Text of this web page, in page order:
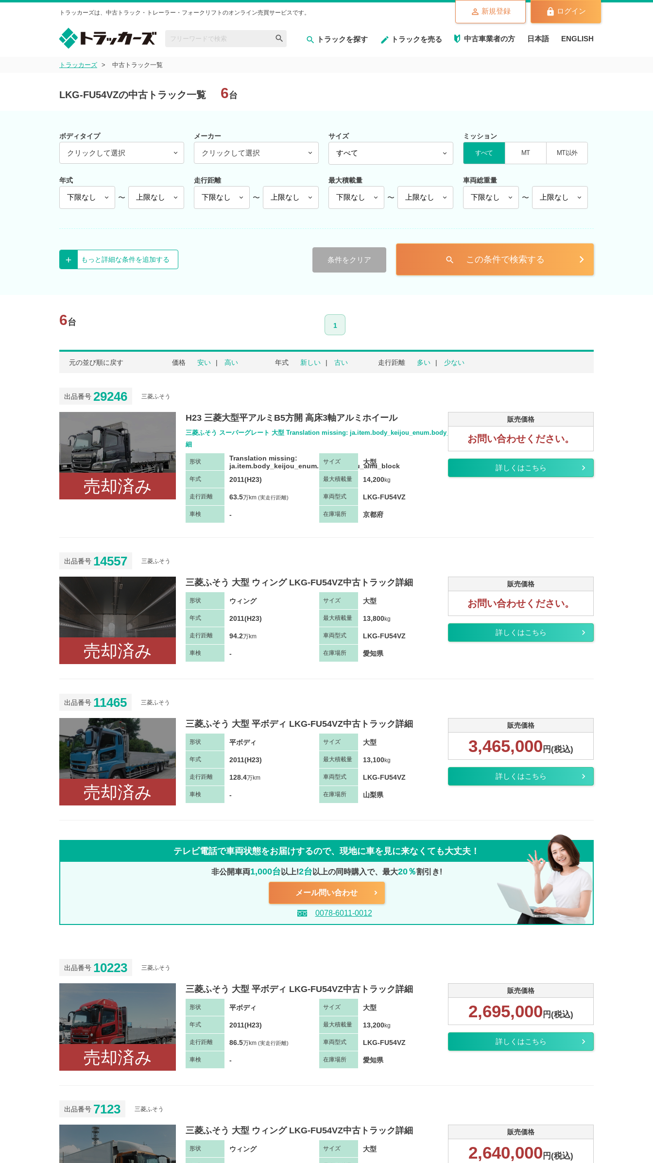
トラッカーズは、中古トラック・トレーラー・フォークリフトのオンライン売買サービスです。
トラックを探す トラックを売る 中古車業者の方 日本語 ENGLISH
新規登録 ログイン
トラッカーズ 中古トラック一覧
LKG-FU54VZの中古トラック一覧 6台
ボディタイプ
クリックして選択
メーカー
クリックして選択
サイズ ミッション
すべて MT MT以外
年式
〜
走行距離
〜
最大積載量
〜
車両総重量
〜
もっと詳細な条件を追加する 条件をクリア search この条件で検索する
6台 1
元の並び順に戻す 価格 安い 高い 年式 新しい 古い 走行距離 多い 少ない
出品番号 29246 三菱ふそう
売却済み
H23 三菱大型平アルミB5方開 高床3軸アルミホイール
三菱ふそう スーパーグレート 大型 Translation missing: ja.item.body_keijou_enum.body_keijou_almi_block LKG-FU54VZ中古トラック詳
細
形状
Translation missing:
ja.item.body_keijou_enum.body_keijou_almi_block
サイズ 大型
年式 2011(H23) 最大積載量 14,200kg
走行距離 63.5万km (実走行距離) 車両型式 LKG-FU54VZ
車検 - 在庫場所 京都府
販売価格
お問い合わせください。
詳しくはこちら
出品番号 14557 三菱ふそう
売却済み
三菱ふそう 大型 ウィング LKG-FU54VZ中古トラック詳細
形状 ウィング サイズ 大型
年式 2011(H23) 最大積載量 13,800kg
走行距離 94.2万km 車両型式 LKG-FU54VZ
車検 - 在庫場所 愛知県
販売価格
お問い合わせください。
詳しくはこちら
出品番号 11465 三菱ふそう
売却済み
三菱ふそう 大型 平ボディ LKG-FU54VZ中古トラック詳細
形状 平ボディ サイズ 大型
年式 2011(H23) 最大積載量 13,100kg
走行距離 128.4万km 車両型式 LKG-FU54VZ
車検 - 在庫場所 山梨県
販売価格
3,465,000 円(税込)
詳しくはこちら
テレビ電話で車両状態をお届けするので、 現地に車を見に来なくても大丈夫！
非公開車両1,000台 以上!2台 以上の同時購入で、最大20％割引き!
メール問い合わせ
0078-6011-0012
出品番号 10223 三菱ふそう
売却済み
三菱ふそう 大型 平ボディ LKG-FU54VZ中古トラック詳細
形状 平ボディ サイズ 大型
年式 2011(H23) 最大積載量 13,200kg
走行距離 86.5万km (実走行距離) 車両型式 LKG-FU54VZ
車検 - 在庫場所 愛知県
販売価格
2,695,000 円(税込)
詳しくはこちら
出品番号 7123 三菱ふそう
三菱ふそう 大型 ウィング LKG-FU54VZ中古トラック詳細
形状 ウィング サイズ 大型
販売価格
2,640,000 円(税込)